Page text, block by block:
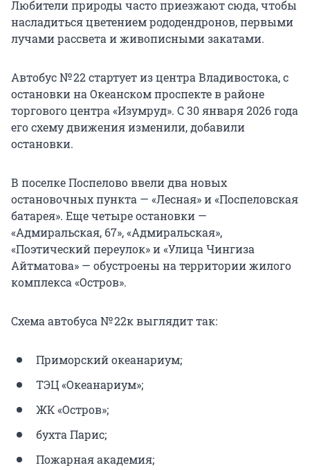
Любители природы часто приезжают сюда, чтобы
насладиться цветением рододендронов, первыми
лучами рассвета и живописными закатами.
Автобус № 22 стартует из центра Владивостока, с
остановки на Океанском проспекте в районе
торгового центра «Изумруд». С 30 января 2026 года
его схему движения изменили, добавили
остановки.
В поселке Поспелово ввели два новых
остановочных пункта — «Лесная» и «Поспеловская
батарея». Еще четыре остановки —
«Адмиральская, 67», «Адмиральская»,
«Поэтический переулок» и «Улица Чингиза
Айтматова» — обустроены на территории жилого
комплекса «Остров».
Схема автобуса № 22к выглядит так:
Приморский океанариум;
ТЭЦ «Океанариум»;
ЖК «Остров»;
бухта Парис;
Пожарная академия;